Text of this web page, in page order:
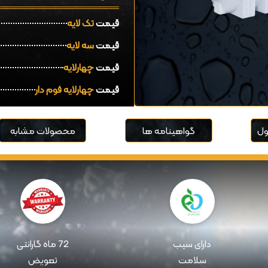
قیمتتک لایه
قیمتسه لایه
قیمتچهارلایه
قیمتچهارلایه فوم دار
گواهینامه ها محصولات مشابه
دارای سیب
سلامت
72 ماه گارانتی
تعویض